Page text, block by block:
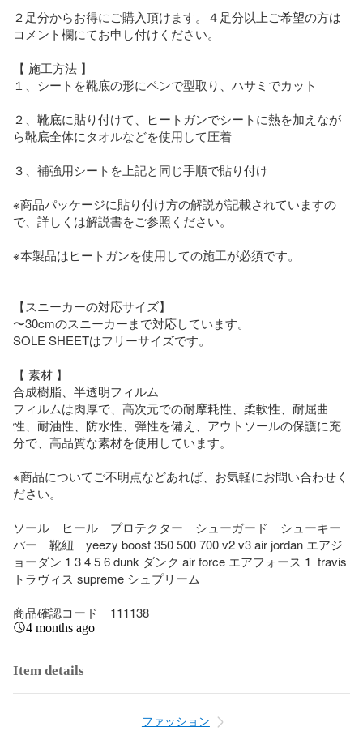
２足分からお得にご購入頂けます。４足分以上ご希望の方は
コメント欄にてお申し付けください。
【 施工方法 】
１、シートを靴底の形にペンで型取り、ハサミでカット
２、靴底に貼り付けて、ヒートガンでシートに熱を加えなが
ら靴底全体にタオルなどを使用して圧着
３、補強用シートを上記と同じ手順で貼り付け
※商品パッケージに貼り付け方の解説が記載されていますの
で、詳しくは解説書をご参照ください。
※本製品はヒートガンを使用しての施工が必須です。
【スニーカーの対応サイズ】
〜30cmのスニーカーまで対応しています。
SOLE SHEETはフリーサイズです。
【 素材 】
合成樹脂、半透明フィルム
フィルムは肉厚で、高次元での耐摩耗性、柔軟性、耐屈曲
性、耐油性、防水性、弾性を備え、アウトソールの保護に充
分で、高品質な素材を使用しています。
※商品についてご不明点などあれば、お気軽にお問い合わせく
ださい。
ソール　ヒール　プロテクター　シューガード　シューキー
パー　靴紐　yeezy boost 350 500 700 v2 v3 air jordan エアジ
ョーダン 1 3 4 5 6 dunk ダンク air force エアフォース 1  travis
トラヴィス supreme シュプリーム
商品確認コード　111138
4 months ago
Item details
ファッション